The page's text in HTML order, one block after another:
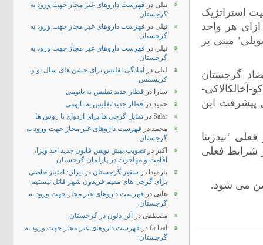
استراتژیک
و نرخ گاز صادراتی را 200 دلار به ازای هر واحد
مبنی بر
دلار در اقتصاد گرجستان
آخالکالاکی-
پیشرفت این
‘بیدزینا
شرایط فعلی
می شود.
نیلی در فهرست داروهای غیر مجاز جهت ورود به
گرجستان
نیلی در فهرست داروهای غیر مجاز جهت ورود به
گرجستان
نیلی در فهرست داروهای غیر مجاز جهت ورود به
گرجستان
لیلی در
آمادگی تفلیس برای جشن های سال نو و
کریسمس
سارا
در قطار جدید تفلیس به باتومی
حمید در قطار جدید تفلیس به باتومی
Salar در تمایل گرجی ها برای ازدواج با روس ها
محمد در فهرست داروهای غیر مجاز جهت ورود به
گرجستان
اکبر در تصویب پیش نویس قانون جدید اخذ ویزا،
اقامت و مهاجرت در پارلمان گرجستان
پارمیدا در سفیر گرجستان در ایران: امتیاز خاصی
برای گرجی های مقیم فریدون شهر قائل نیستیم
هانی در فهرست داروهای غیر مجاز جهت ورود به
گرجستان
مصطفی در
آلن دلون در گرجستان
farhad در فهرست داروهای غیر مجاز جهت ورود به
گرجستان